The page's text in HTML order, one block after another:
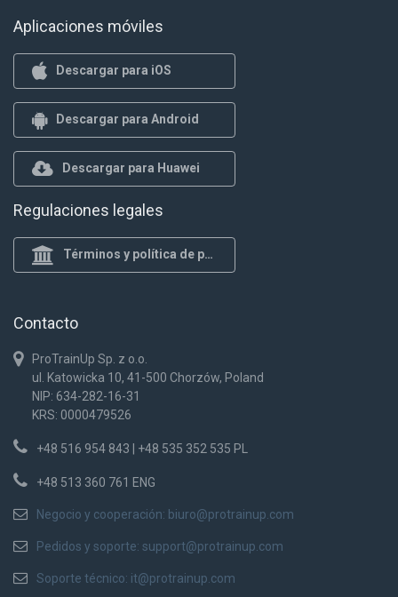
Aplicaciones móviles
Descargar para iOS
Descargar para Android
Descargar para Huawei
Regulaciones legales
Términos y política de privacidad
Contacto
ProTrainUp Sp. z o.o.
ul. Katowicka 10, 41-500 Chorzów, Poland
NIP: 634-282-16-31
KRS: 0000479526
+48 516 954 843 | +48 535 352 535 PL
+48 513 360 761 ENG
Negocio y cooperación: biuro@protrainup.com
Pedidos y soporte: support@protrainup.com
Soporte técnico: it@protrainup.com